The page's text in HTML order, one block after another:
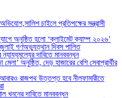
চাইলে প্রতিপক্ষের সন্ত্রাসী
অনুষ্ঠিত হলো ‘ক্লাইমেট ক্যাম্প ২০২৬’
জুলাই গণঅভ্যুত্থান দিবস পালিত
দাবিতে মানববন্ধন
মেলা’ অনুষ্ঠিত, দেড় হাজারের বেশি সেবাপ্রার্থীর
রাজপথ উত্তপ্ত হবে নীলফামারীতে
খননের দাবিতে মানববন্ধন